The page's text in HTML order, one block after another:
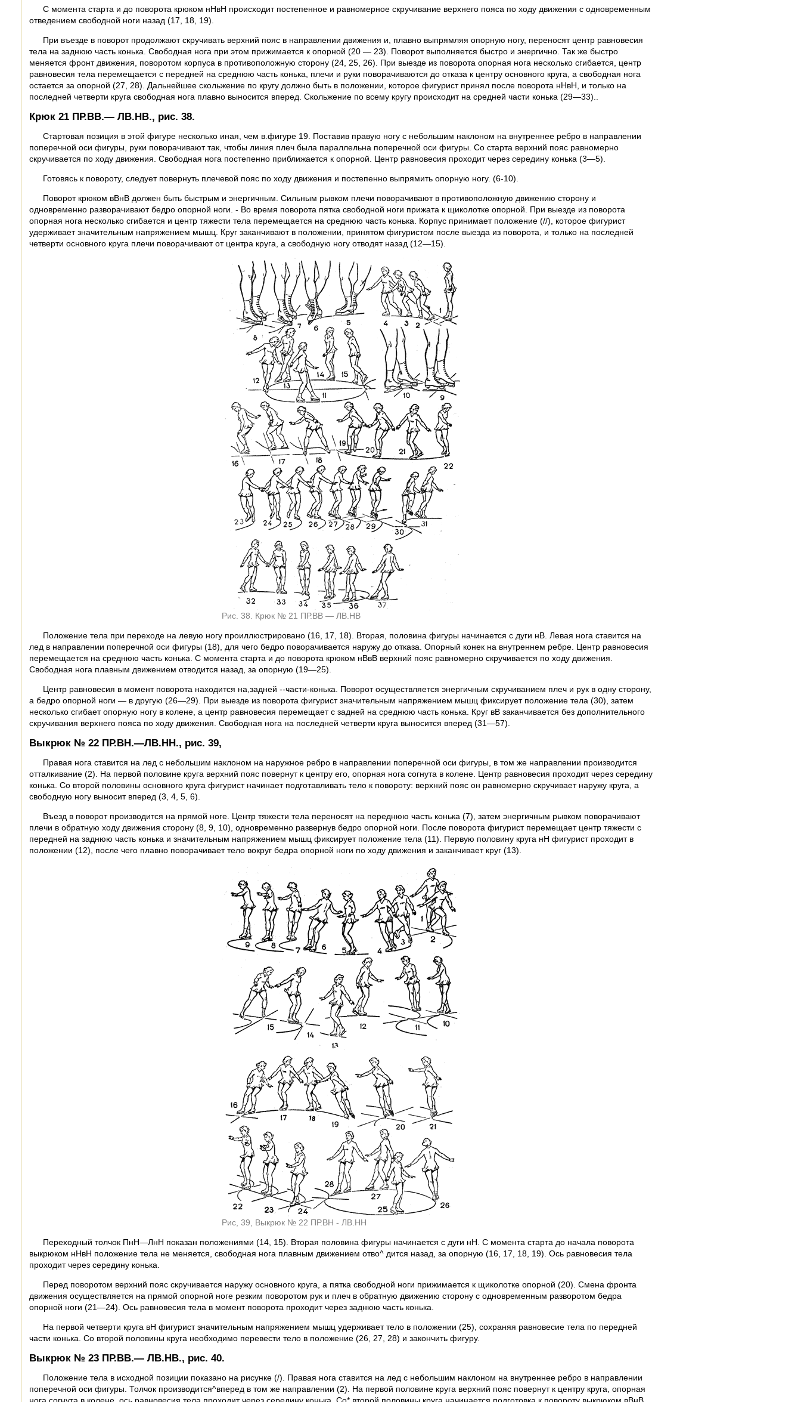
С момента старта и до поворота крюком нНвН происходит постепенное и равномерное скручивание верхнего пояса по ходу движения с одновременным
отведением свободной ноги назад (17, 18, 19).
При въезде в поворот продолжают скручивать верхний пояс в направлении движения и, плавно выпрямляя опорную ногу, переносят центр равновесия
тела на заднюю часть конька. Свободная нога при этом прижимается к опорной (20 — 23). Поворот выполняется быстро и энергично. Так же быстро
меняется фронт движения, поворотом корпуса в противоположную сторону (24, 25, 26). При выезде из поворота опорная нога несколько сгибается, центр
равновесия тела перемещается с передней на среднюю часть конька, плечи и руки поворачиваются до отказа к центру основного круга, а свободная нога
остается за опорной (27, 28). Дальнейшее скольжение по кругу должно быть в положении, которое фигурист принял после поворота нНвН, и только на
последней четверти круга свободная нога плавно выносится вперед. Скольжение по всему кругу происходит на средней части конька (29—33)..
Крюк 21 ПР.ВВ.— ЛВ.НВ., рис. 38.
Стартовая позиция в этой фигуре несколько иная, чем в.фигуре 19. Поставив правую ногу с небольшим наклоном на внутреннее ребро в направлении
поперечной оси фигуры, руки поворачивают так, чтобы линия плеч была параллельна поперечной оси фигуры. Со старта верхний пояс равномерно
скручивается по ходу движения. Свободная нога постепенно приближается к опорной. Центр равновесия проходит через середину конька (3—5).
Готовясь к повороту, следует повернуть плечевой пояс по ходу движения и постепенно выпрямить опорную ногу. (6-10).
Поворот крюком вВнВ должен быть быстрым и энергичным. Сильным рывком плечи поворачивают в противоположную движению сторону и
одновременно разворачивают бедро опорной ноги. - Во время поворота пятка свободной ноги прижата к щиколотке опорной. При выезде из поворота
опорная нога несколько сгибается и центр тяжести тела перемещается на среднюю часть конька. Корпус принимает положение (//), которое фигурист
удерживает значительным напряжением мышц. Круг заканчивают в положении, принятом фигуристом после выезда из поворота, и только на последней
четверти основного круга плечи поворачивают от центра круга, а свободную ногу отводят назад (12—15).
Рис. 38. Крюк № 21 ПР.ВВ — ЛВ.НВ
Положение тела при переходе на левую ногу проиллюстрировано (16, 17, 18). Вторая, половина фигуры начинается с дуги нВ. Левая нога ставится на
лед в направлении поперечной оси фигуры (18), для чего бедро поворачивается наружу до отказа. Опорный конек на внутреннем ребре. Центр равновесия
перемещается на среднюю часть конька. С момента старта и до поворота крюком нВвВ верхний пояс равномерно скручивается по ходу движения.
Свободная нога плавным движением отводится назад, за опорную (19—25).
Центр равновесия в момент поворота находится на,задней --части-конька. Поворот осуществляется энергичным скручиванием плеч и рук в одну сторону,
а бедро опорной ноги — в другую (26—29). При выезде из поворота фигурист значительным напряжением мышц фиксирует положение тела (30), затем
несколько сгибает опорную ногу в колене, а центр равновесия перемещает с задней на среднюю часть конька. Круг вВ заканчивается без дополнительного
скручивания верхнего пояса по ходу движения. Свободная нога на последней четверти круга выносится вперед (31—57).
Выкрюк № 22 ПР.ВН.—ЛВ.НН., рис. 39,
Правая нога ставится на лед с небольшим наклоном на наружное ребро в направлении поперечной оси фигуры, в том же направлении производится
отталкивание (2). На первой половине круга верхний пояс повернут к центру его, опорная нога согнута в колене. Центр равновесия проходит через середину
конька. Со второй половины основного круга фигурист начинает подготавливать тело к повороту: верхний пояс он равномерно скручивает наружу круга, а
свободную ногу выносит вперед (3, 4, 5, 6).
Въезд в поворот производится на прямой ноге. Центр тяжести тела переносят на переднюю часть конька (7), затем энергичным рывком поворачивают
плечи в обратную ходу движения сторону (8, 9, 10), одновременно развернув бедро опорной ноги. После поворота фигурист перемещает центр тяжести с
передней на заднюю часть конька и значительным напряжением мышц фиксирует положение тела (11). Первую половину круга нН фигурист проходит в
положении (12), после чего плавно поворачивает тело вокруг бедра опорной ноги по ходу движения и заканчивает круг (13).
Рис, 39, Выкрюк № 22 ПР.ВН - ЛВ.НН
Переходный толчок ПнН—ЛнН показан положениями (14, 15). Вторая половина фигуры начинается с дуги нН. С момента старта до начала поворота
выкрюком нНвН положение тела не меняется, свободная нога плавным движением отво^ дится назад, за опорную (16, 17, 18, 19). Ось равновесия тела
проходит через середину конька.
Перед поворотом верхний пояс скручивается наружу основного круга, а пятка свободной ноги прижимается к щиколотке опорной (20). Смена фронта
движения осуществляется на прямой опорной ноге резким поворотом рук и плеч в обратную движению сторону с одновременным разворотом бедра
опорной ноги (21—24). Ось равновесия тела в момент поворота проходит через заднюю часть конька.
На первой четверти круга вН фигурист значительным напряжением мышц удерживает тело в положении (25), сохраняя равновесие тела по передней
части конька. Со второй половины круга необходимо перевести тело в положение (26, 27, 28) и закончить фигуру.
Выкрюк № 23 ПР.ВВ.— ЛВ.НВ., рис. 40.
Положение тела в исходной позиции показано на рисунке (/). Правая нога ставится на лед с небольшим наклоном на внутреннее ребро в направлении
поперечной оси фигуры. Толчок производится^вперед в том же направлении (2). На первой половине круга верхний пояс повернут к центру круга, опорная
нога согнута в колене, ось равновесия тела проходит через середину конька. Со* второй половины круга начинается подготовка к повороту выкрюком вВнВ,